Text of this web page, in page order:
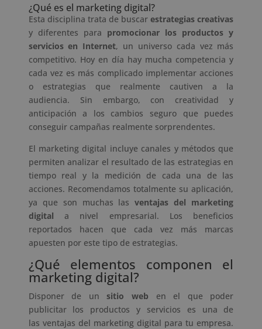
¿Qué es el marketing digital?
Esta disciplina trata de buscarestrategias creativas
y diferentes para promocionar los productos y
servicios en Internet, un universo cada vez más
competitivo. Hoy en día hay mucha competencia y
cada vez es más complicado implementar acciones
o estrategias que realmente cautiven a la
audiencia. Sin embargo, con creatividad y
anticipación a los cambios seguro que puedes
conseguir campañas realmente sorprendentes.
El marketing digital incluye canales y métodos que
permiten analizar el resultado de las estrategias en
tiempo real y la medición de cada una de las
acciones. Recomendamos totalmente su aplicación,
ya que son muchas lasventajas del marketing
digital a nivel empresarial. Los beneficios
reportados hacen que cada vez más marcas
apuesten por este tipo de estrategias.
¿Qué elementos componen el
marketing digital?
Disponer de unsitio web en el que poder
publicitar los productos y servicios es una de
las ventajas del marketing digital para tu empresa.